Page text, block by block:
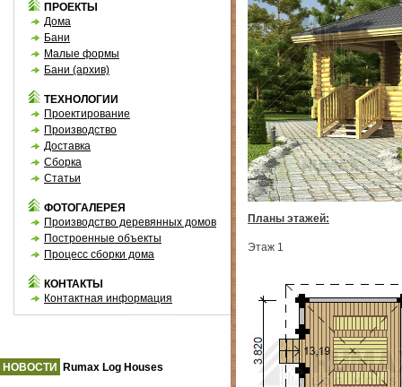
ПРОЕКТЫ
Дома
Бани
Малые формы
Бани (архив)
ТЕХНОЛОГИИ
Проектирование
Производство
Доставка
Сборка
Статьи
ФОТОГАЛЕРЕЯ
Производство деревянных домов
Построенные объекты
Процесс сборки дома
КОНТАКТЫ
Контактная информация
НОВОСТИ Rumax Log Houses
Планы этажей:
Этаж 1